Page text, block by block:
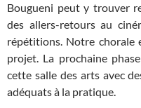
Bougueni peut y trouver
des allers-retours au
répétitions. Notre chorale
projet. La prochaine
cette salle des arts avec
adéquats à la pratique.